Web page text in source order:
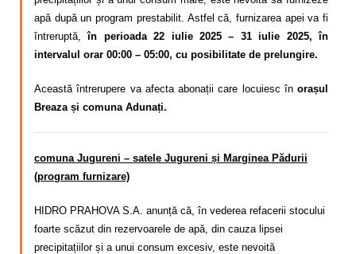
apă după un program prestabilit. Astfel că, furnizarea apei va fi
întreruptă,în perioada 22 iulie 2025 – 31 iulie 2025, în
intervalul orar 00:00 – 05:00, cu posibilitate de prelungire.
Această întrerupere va afecta abonații care locuiesc în orașul
Breaza și comuna Adunați.
comuna Jugureni – satele Jugureni și Marginea Pădurii
(program furnizare)
HIDRO PRAHOVA S.A. anunță că, în vederea refacerii stocului
foarte scăzut din rezervoarele de apă, din cauza lipsei
precipitațiilor și a unui consum excesiv, este nevoită